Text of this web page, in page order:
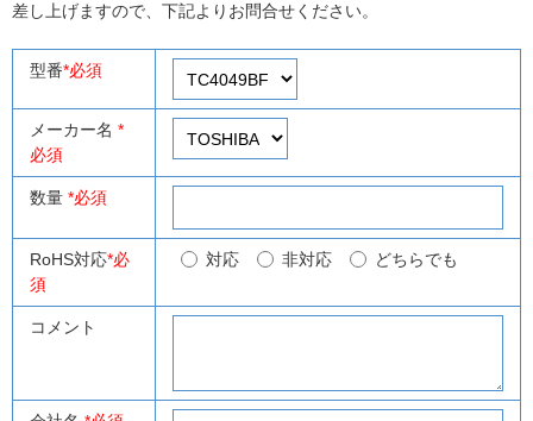
差し上げますので、下記よりお問合せください。
型番*必須
メーカー名 *
必須
数量 *必須
RoHS対応*必
須
対応 非対応 どちらでも
コメント